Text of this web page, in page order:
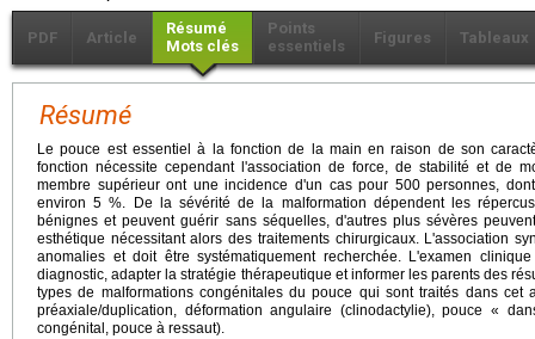
PDF Article
Résumé
Mots clés
Points
essentiels
Figures Tableaux
Résumé
Le pouce est essentiel à la fonction de la main en raison de son
fonction nécessite cependant l'association de force, de stabilité et de
membre supérieur ont une incidence d'un cas pour 500 personnes,
environ 5 %. De la sévérité de la malformation dépendent les
bénignes et peuvent guérir sans séquelles, d'autres plus sévères
esthétique nécessitant alors des traitements chirurgicaux. L'association
anomalies et doit être systématiquement recherchée. L'examen
diagnostic, adapter la stratégie thérapeutique et informer les parents des
types de malformations congénitales du pouce qui sont traités dans cet
préaxiale/duplication, déformation angulaire (clinodactylie), pouce «
congénital, pouce à ressaut).